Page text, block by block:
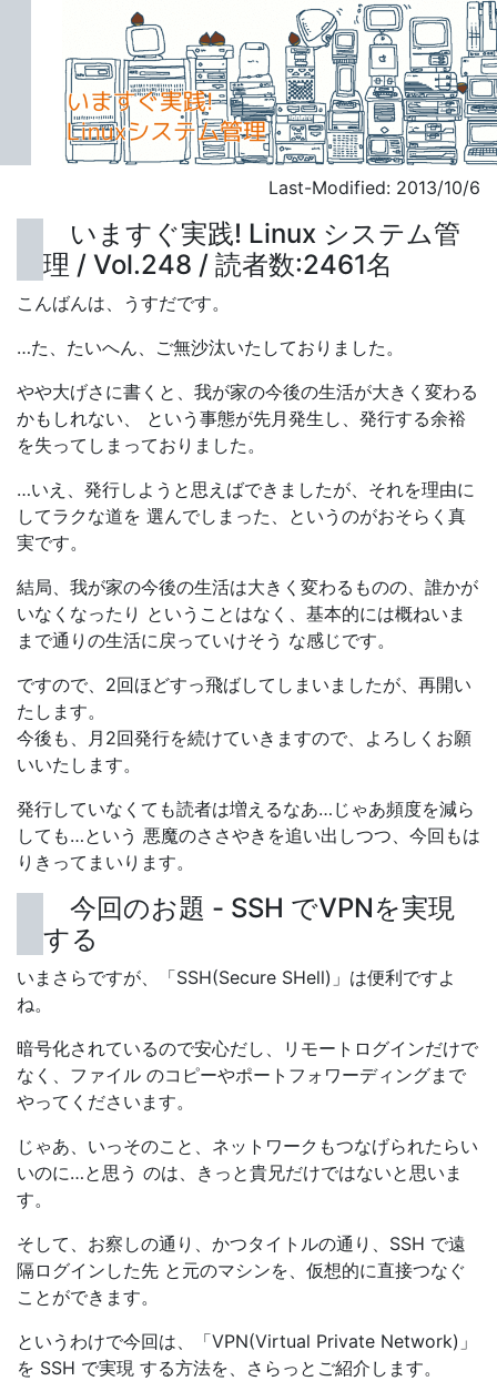
Last-Modified: 2013/10/6
いますぐ実践! Linux システム管
理 / Vol.248 / 読者数:2461名
こんばんは、うすだです。
…た、たいへん、ご無沙汰いたしておりました。
やや大げさに書くと、我が家の今後の生活が大きく変わる
かもしれない、 という事態が先月発生し、発行する余裕
を失ってしまっておりました。
…いえ、発行しようと思えばできましたが、それを理由に
してラクな道を 選んでしまった、というのがおそらく真
実です。
結局、我が家の今後の生活は大きく変わるものの、誰かが
いなくなったり ということはなく、基本的には概ねいま
まで通りの生活に戻っていけそう な感じです。
ですので、2回ほどすっ飛ばしてしまいましたが、再開い
たします。
今後も、月2回発行を続けていきますので、よろしくお願
いいたします。
発行していなくても読者は増えるなあ…じゃあ頻度を減ら
しても…という 悪魔のささやきを追い出しつつ、今回もは
りきってまいります。
今回のお題 - SSH でVPNを実現
する
いまさらですが、「SSH(Secure SHell)」は便利ですよ
ね。
暗号化されているので安心だし、リモートログインだけで
なく、ファイル のコピーやポートフォワーディングまで
やってくださいます。
じゃあ、いっそのこと、ネットワークもつなげられたらい
いのに…と思う のは、きっと貴兄だけではないと思いま
す。
そして、お察しの通り、かつタイトルの通り、SSH で遠
隔ログインした先 と元のマシンを、仮想的に直接つなぐ
ことができます。
というわけで今回は、「VPN(Virtual Private Network)」
を SSH で実現 する方法を、さらっとご紹介します。